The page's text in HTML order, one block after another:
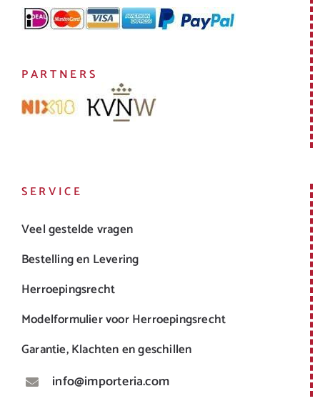
PARTNERS
SERVICE
Veel gestelde vragen
Bestelling en Levering
Herroepingsrecht
Modelformulier voor Herroepingsrecht
Garantie, Klachten en geschillen
info@importeria.com